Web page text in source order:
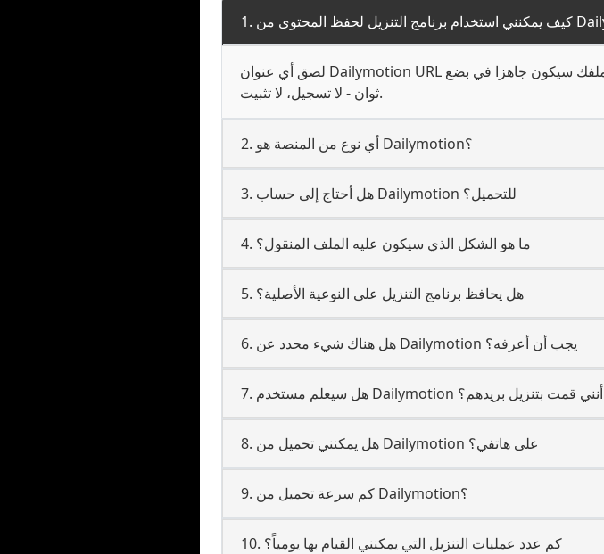
لصق أي عنوان Dailymotion URL عام في الصندوق في أعلى هذه الصفحة وانقر على تنزيل. ملفك سيكون جاهزا في بضع
ثوان - لا تسجيل، لا تثبيت.
2. أي نوع من المنصة هو Dailymotion؟
3. هل أحتاج إلى حساب Dailymotion للتحميل؟
4. ما هو الشكل الذي سيكون عليه الملف المنقول؟
5. هل يحافظ برنامج التنزيل على النوعية الأصلية؟
6. هل هناك شيء محدد عن Dailymotion يجب أن أعرفه؟
7. هل سيعلم مستخدم Dailymotion أنني قمت بتنزيل بريدهم؟
8. هل يمكنني تحميل من Dailymotion على هاتفي؟
9. كم سرعة تحميل من Dailymotion؟
10. كم عدد عمليات التنزيل التي يمكنني القيام بها يومياً؟